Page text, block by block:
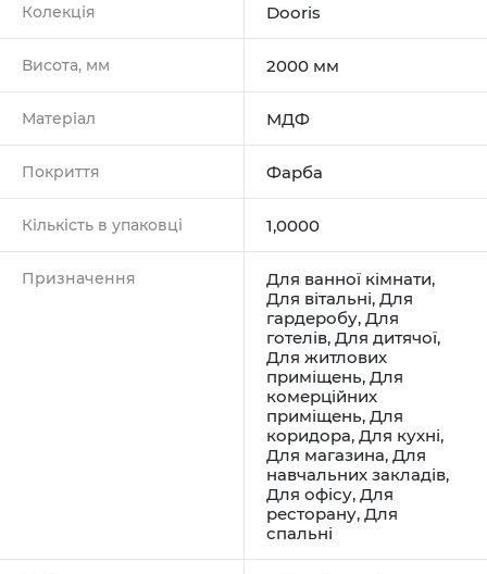
Колекція Dooris
Висота, мм 2000 мм
Матеріал МДФ
Покриття Фарба
Кількість в упаковці 1,0000
Призначення Для ванної кімнати,
Для вітальні, Для
гардеробу, Для
готелів, Для дитячої,
Для житлових
приміщень, Для
комерційних
приміщень, Для
коридора, Для кухні,
Для магазина, Для
навчальних закладів,
Для офісу, Для
ресторану, Для
спальні